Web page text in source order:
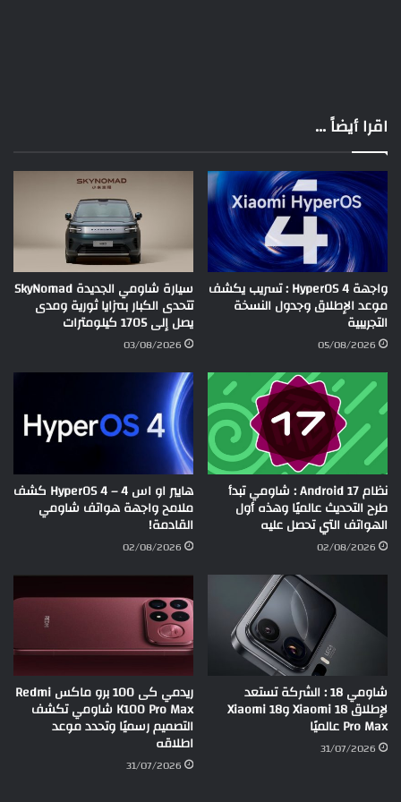
اقرا أيضاً ...
واجهة HyperOS 4 : تسريب يكشف
موعد الإطلاق وجدول النسخة
التجريبية
05/08/2026
سيارة شاومي الجديدة SkyNomad
تتحدى الكبار بمزايا ثورية ومدى
يصل إلى 1705 كيلومترات
03/08/2026
نظام Android 17 : شاومي تبدأ
طرح التحديث عالميًا وهذه أول
الهواتف التي تحصل عليه
02/08/2026
هايبر او اس 4 – HyperOS 4 كشف
ملامح واجهة هواتف شاومي
القادمة!
02/08/2026
شاومي 18 : الشركة تستعد
لإطلاق Xiaomi 18 وXiaomi 18
Pro Max عالميًا
31/07/2026
ريدمي كى 100 برو ماكس Redmi
K100 Pro Max شاومي تكشف
التصميم رسميًا وتحدد موعد
اطلاقه
31/07/2026